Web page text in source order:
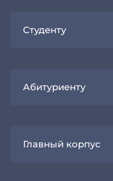
Студенту
Абитуриенту
Главный корпус